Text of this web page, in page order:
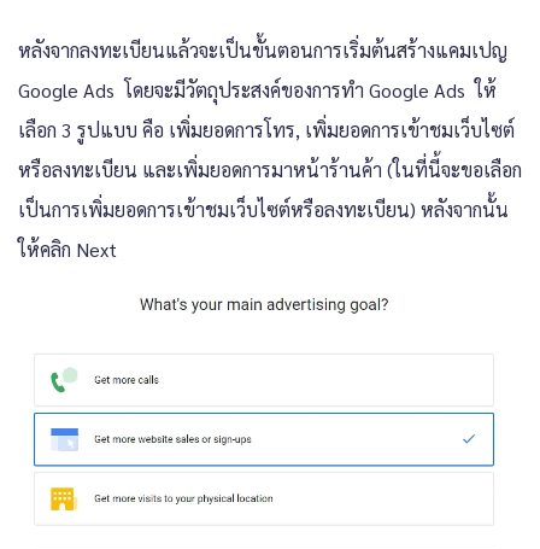
หลังจากลงทะเบียนแล้วจะเป็นขั้นตอนการเริ่มต้นสร้างแคมเปญ
Google Ads โดยจะมีวัตถุประสงค์ของการทำ Google Ads ให้
เลือก 3 รูปแบบ คือ เพิ่มยอดการโทร, เพิ่มยอดการเข้าชมเว็บไซต์
หรือลงทะเบียน และเพิ่มยอดการมาหน้าร้านค้า (ในที่นี้จะขอเลือก
เป็นการเพิ่มยอดการเข้าชมเว็บไซต์หรือลงทะเบียน) หลังจากนั้น
ให้คลิก Next